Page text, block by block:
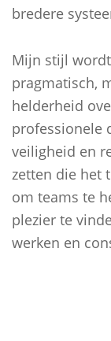
bredere
Mijn stijl
pragmatisch,
helderheid
professionele
veiligheid en
zetten die het
om teams te
plezier te
werken en